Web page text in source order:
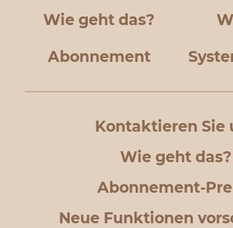
Wie geht das?
Abonnement
Kontaktieren Sie
Wie geht das?
Abonnement-
Neue Funktionen